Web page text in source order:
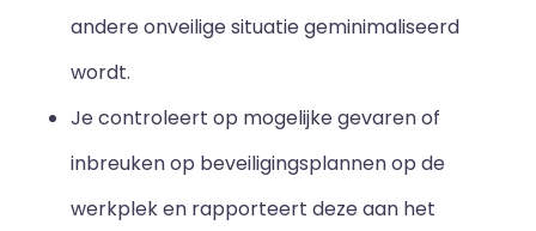
andere onveilige situatie geminimaliseerd
wordt.
Je controleert op mogelijke gevaren of
inbreuken op beveiligingsplannen op de
werkplek en rapporteert deze aan het